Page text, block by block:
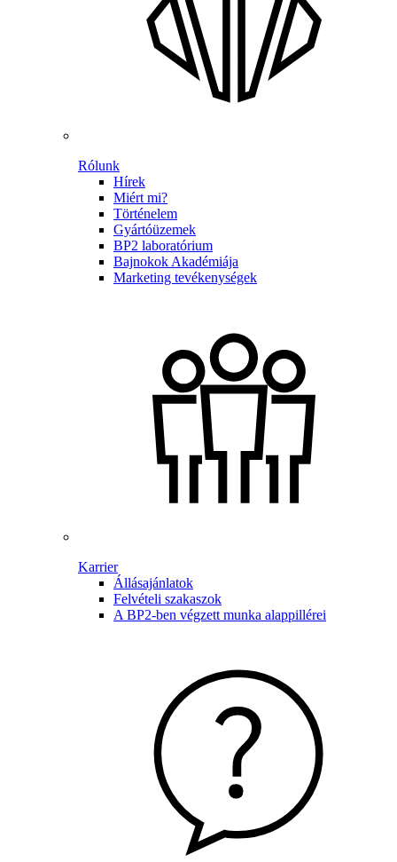
Rólunk
Hírek
Miért mi?
Történelem
Gyártóüzemek
BP2 laboratórium
Bajnokok Akadémiája
Marketing tevékenységek
Karrier
Állásajánlatok
Felvételi szakaszok
A BP2-ben végzett munka alappillérei